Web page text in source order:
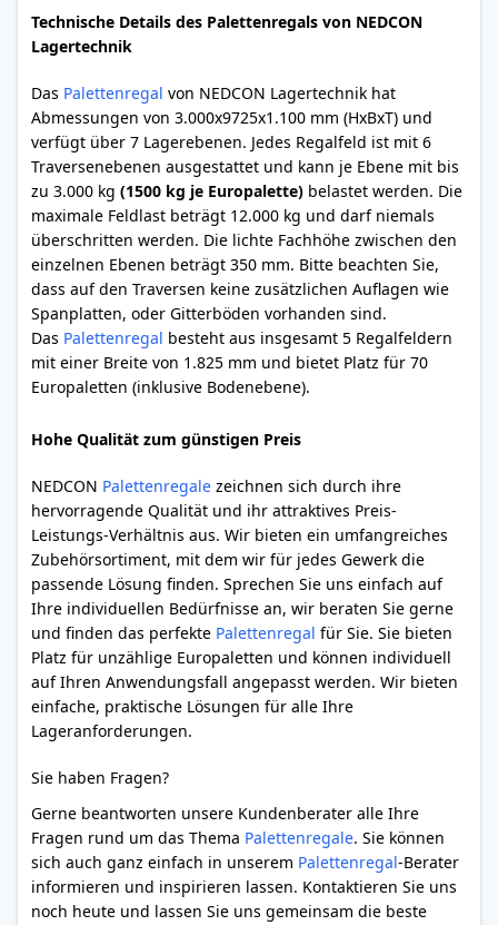
Technische Details des Palettenregals von NEDCON
Lagertechnik
Das Palettenregal von NEDCON Lagertechnik hat
Abmessungen von 3.000x9725x1.100 mm (HxBxT) und
verfügt über 7 Lagerebenen. Jedes Regalfeld ist mit 6
Traversenebenen ausgestattet und kann je Ebene mit bis
zu 3.000 kg (1500 kg je Europalette) belastet werden. Die
maximale Feldlast beträgt 12.000 kg und darf niemals
überschritten werden. Die lichte Fachhöhe zwischen den
einzelnen Ebenen beträgt 350 mm. Bitte beachten Sie,
dass auf den Traversen keine zusätzlichen Auflagen wie
Spanplatten, oder Gitterböden vorhanden sind.
Das Palettenregal besteht aus insgesamt 5 Regalfeldern
mit einer Breite von 1.825 mm und bietet Platz für 70
Europaletten (inklusive Bodenebene).
Hohe Qualität zum günstigen Preis
NEDCON Palettenregale zeichnen sich durch ihre
hervorragende Qualität und ihr attraktives Preis-
Leistungs-Verhältnis aus. Wir bieten ein umfangreiches
Zubehörsortiment, mit dem wir für jedes Gewerk die
passende Lösung finden. Sprechen Sie uns einfach auf
Ihre individuellen Bedürfnisse an, wir beraten Sie gerne
und finden das perfekte Palettenregal für Sie. Sie bieten
Platz für unzählige Europaletten und können individuell
auf Ihren Anwendungsfall angepasst werden. Wir bieten
einfache, praktische Lösungen für alle Ihre
Lageranforderungen.
Sie haben Fragen?
Gerne beantworten unsere Kundenberater alle Ihre
Fragen rund um das Thema Palettenregale. Sie können
sich auch ganz einfach in unserem Palettenregal-Berater
informieren und inspirieren lassen. Kontaktieren Sie uns
noch heute und lassen Sie uns gemeinsam die beste